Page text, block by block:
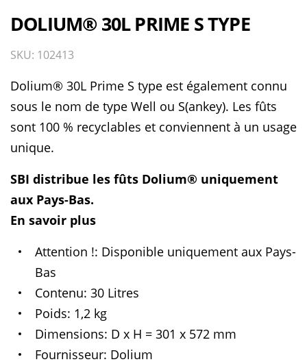
DOLIUM® 30L PRIME S TYPE
SKU: 102413
Dolium® 30L Prime S type est également connu
sous le nom de type Well ou S(ankey). Les fûts
sont 100 % recyclables et conviennent à un usage
unique.
SBI distribue les fûts Dolium® uniquement
aux Pays-Bas.
En savoir plus
Attention ! Disponible uniquement aux Pays-
Bas
Contenu 30 Litres
Poids 1,2 kg
Dimensions D x H = 301 x 572 mm
Fournisseur Dolium